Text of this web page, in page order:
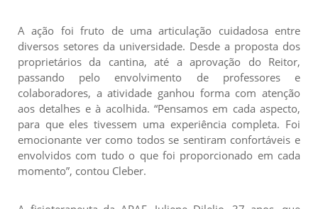
A ação foi fruto de uma articulação cuidadosa entre
diversos setores da universidade. Desde a proposta dos
proprietários da cantina, até a aprovação do Reitor,
passando pelo envolvimento de professores e
colaboradores, a atividade ganhou forma com atenção
aos detalhes e à acolhida. “Pensamos em cada aspecto,
para que eles tivessem uma experiência completa. Foi
emocionante ver como todos se sentiram confortáveis e
envolvidos com tudo o que foi proporcionado em cada
momento”, contou Cleber.